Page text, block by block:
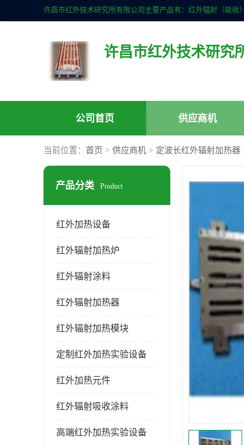
许昌市红外技术研究
公司首页 供应商机
当前位置： 首页 > 供应商机 > 定波长红外辐射加热器
产品分类 Product
红外加热设备
红外辐射加热炉
红外辐射涂料
红外辐射加热器
红外辐射加热模块
定制红外加热实验设备
红外加热元件
红外辐射吸收涂料
高端红外加热实验设备